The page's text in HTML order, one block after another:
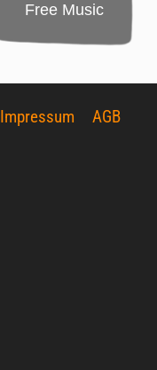
Free Music
Impressum
AGB